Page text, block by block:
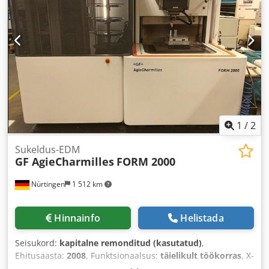
1 /2
Nürtingen 1 512 km
Sukeldus-EDM
GF AgieCharmilles FORM 2000
Hinnainfo Helistada
Seisukord: kapitalne remonditud (kasutatud),
Ehitusaasta: 2008, Funktsionaalsus: täielikult töökorras, X-